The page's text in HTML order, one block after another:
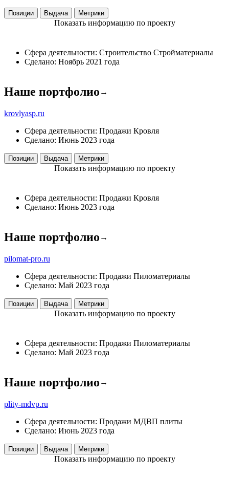
Позиции Выдача Метрики
Показать информацию по проекту
Сфера деятельности: Строительство Стройматериалы
Сделано: Ноябрь 2021 года
Наше портфолио →
krovlyasp.ru
Сфера деятельности: Продажи Кровля
Сделано: Июнь 2023 года
Позиции Выдача Метрики
Показать информацию по проекту
Сфера деятельности: Продажи Кровля
Сделано: Июнь 2023 года
Наше портфолио →
pilomat-pro.ru
Сфера деятельности: Продажи Пиломатериалы
Сделано: Май 2023 года
Позиции Выдача Метрики
Показать информацию по проекту
Сфера деятельности: Продажи Пиломатериалы
Сделано: Май 2023 года
Наше портфолио →
plity-mdvp.ru
Сфера деятельности: Продажи МДВП плиты
Сделано: Июнь 2023 года
Позиции Выдача Метрики
Показать информацию по проекту